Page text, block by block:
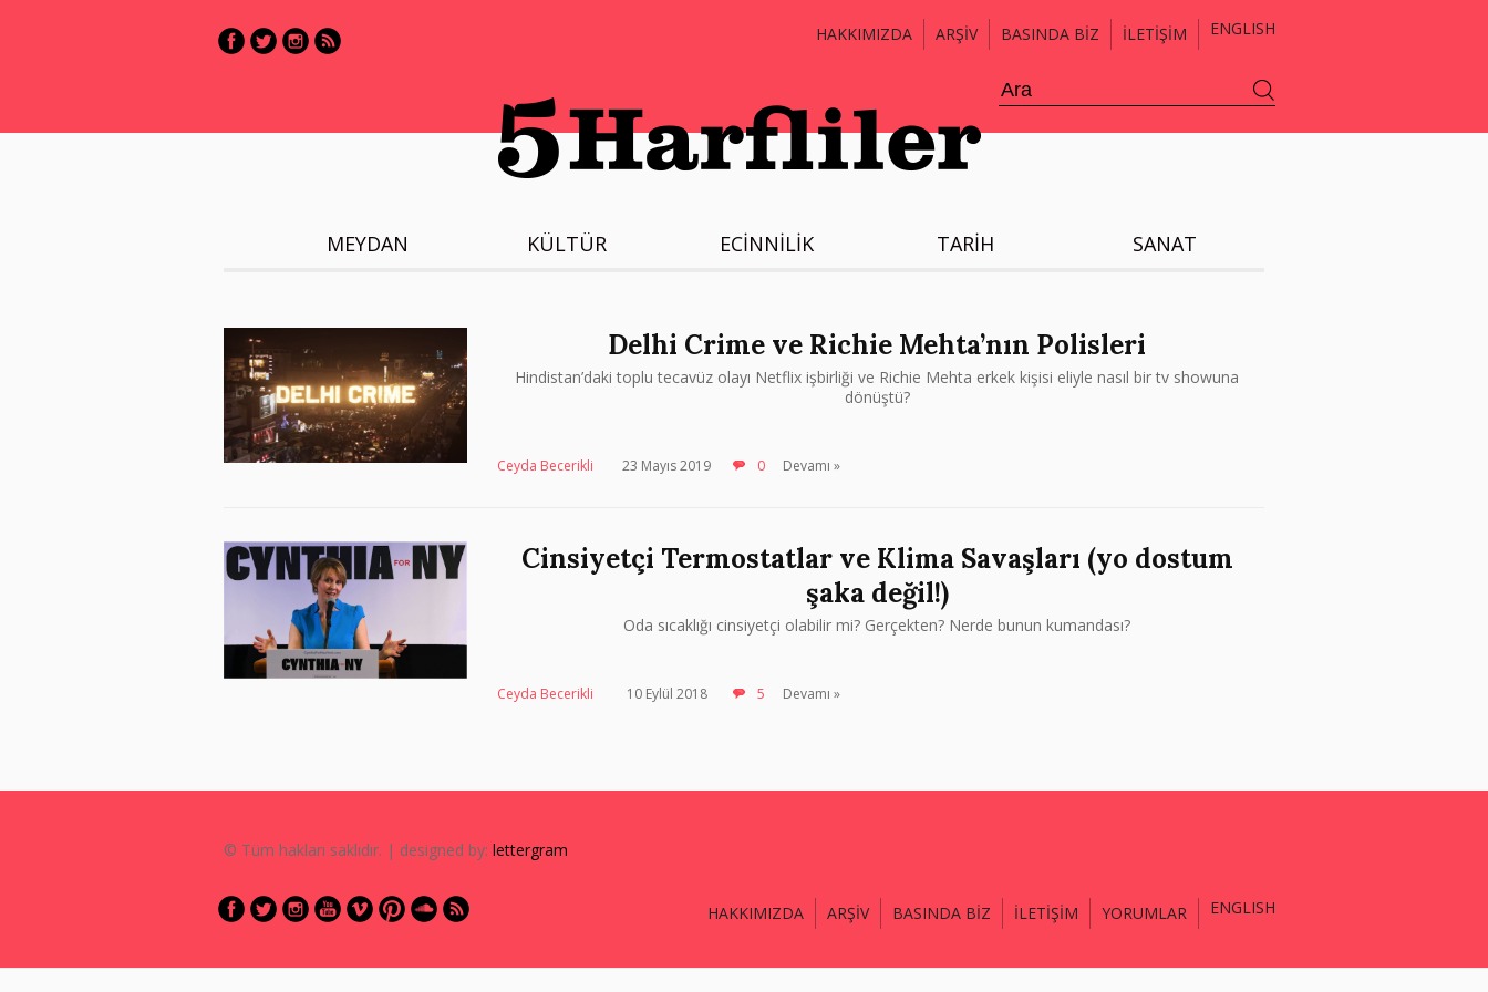
HAKKIMIZDA ARŞİV BASINDA BİZ İLETİŞİM ENGLISH
MEYDAN KÜLTÜR ECİNNİLİK TARİH SANAT
Delhi Crime ve Richie Mehta’nın Polisleri
Hindistan’daki toplu tecavüz olayı Netflix işbirliği ve Richie Mehta erkek kişisi eliyle nasıl bir tv showuna
dönüştü?
Ceyda Becerikli 23 Mayıs 2019 0 Devamı »
Cinsiyetçi Termostatlar ve Klima Savaşları (yo dostum
şaka değil!)
Oda sıcaklığı cinsiyetçi olabilir mi? Gerçekten? Nerde bunun kumandası?
Ceyda Becerikli 10 Eylül 2018 5 Devamı »
© Tüm hakları saklıdır. | designed by: lettergram
HAKKIMIZDA ARŞİV BASINDA BİZ İLETİŞİM YORUMLAR ENGLISH